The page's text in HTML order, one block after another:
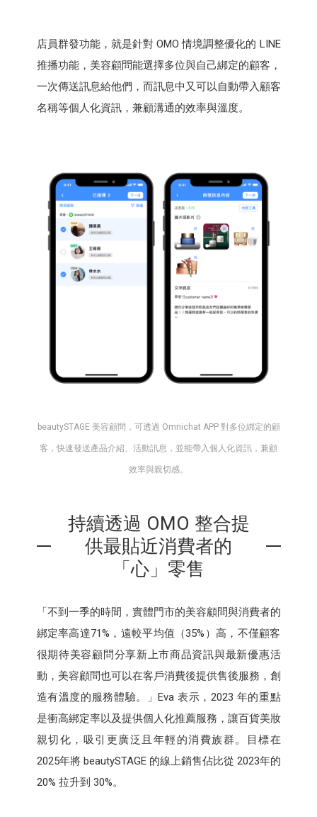
店員群發功能，就是針對 OMO 情境調整優化的 LINE
推播功能，美容顧問能選擇多位與自己綁定的顧客，
一次傳送訊息給他們，而訊息中又可以自動帶入顧客
名稱等個人化資訊，兼顧溝通的效率與溫度。
beautySTAGE 美容顧問，可透過 Omnichat APP 對多位綁定的顧
客，快速發送產品介紹、活動訊息，並能帶入個人化資訊，兼顧
效率與親切感。
持續透過 OMO 整合提
供最貼近消費者的
「心」零售
「不到一季的時間，實體門市的美容顧問與消費者的
綁定率高達71%，遠較平均值（35%）高，不僅顧客
很期待美容顧問分享新上市商品資訊與最新優惠活
動，美容顧問也可以在客戶消費後提供售後服務，創
造有溫度的服務體驗。」Eva 表示，2023 年的重點
是衝高綁定率以及提供個人化推薦服務，讓百貨美妝
親切化，吸引更廣泛且年輕的消費族群。目標在
2025年將 beautySTAGE 的線上銷售佔比從 2023年的
20% 拉升到 30%。